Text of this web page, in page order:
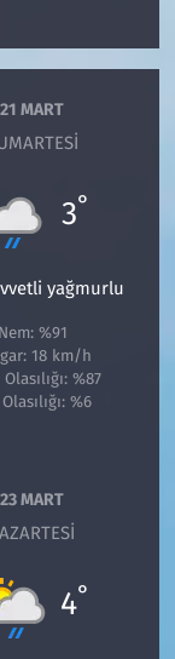
21 MART
3°
yağmurlu
Nem: %91
18 km/h
Olasılığı: %87
%6
23 MART
4°